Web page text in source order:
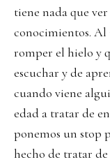
tiene nada que
conocimientos.
romper el hielo y
escuchar y de
cuando viene
edad a tratar de
ponemos un stop
hecho de tratar